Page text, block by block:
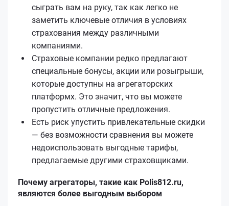
сыграть вам на руку, так как легко не
заметить ключевые отличия в условиях
страхования между различными
компаниями.
Страховые компании редко предлагают
специальные бонусы, акции или розыгрыши,
которые доступны на агрегаторских
платформх. Это значит, что вы можете
пропустить отличные предложения.
Есть риск упустить привлекательные скидки
— без возможности сравнения вы можете
недоиспользовать выгодные тарифы,
предлагаемые другими страховщиками.
Почему агрегаторы, такие как Polis812.ru,
являются более выгодным выбором